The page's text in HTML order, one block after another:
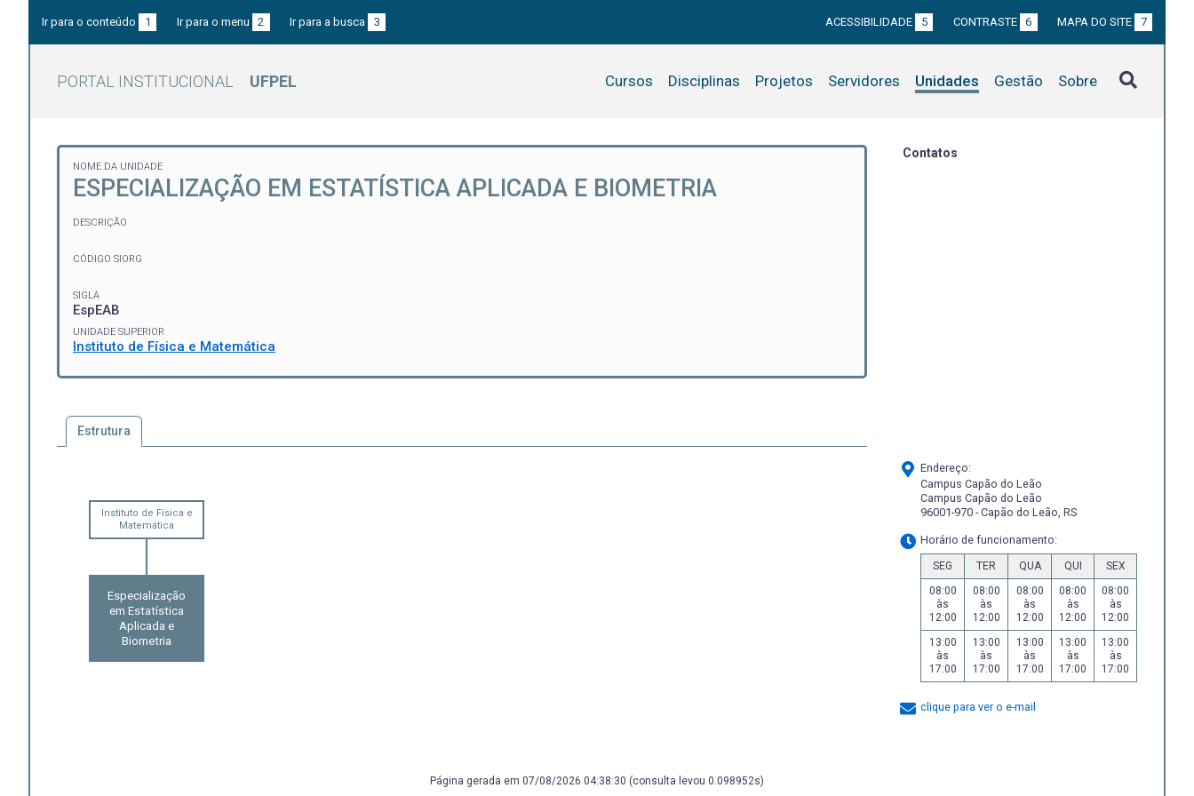
Ir para o conteúdo 1 Ir para o menu 2 Ir para a busca 3 ACESSIBILIDADE 5 CONTRASTE 6 MAPA DO SITE 7
PORTAL INSTITUCIONAL UFPEL Cursos Disciplinas Projetos Servidores Unidades Gestão Sobre
NOME DA UNIDADE
ESPECIALIZAÇÃO EM ESTATÍSTICA APLICADA E BIOMETRIA
DESCRIÇÃO
CÓDIGO SIORG
SIGLA
EspEAB
UNIDADE SUPERIOR
Instituto de Física e Matemática
Estrutura
Instituto de Física e
Matemática
Especialização
em Estatística
Aplicada e
Biometria
Contatos
Endereço:
Campus Capão do Leão
Campus Capão do Leão
96001-970 - Capão do Leão, RS
Horário de funcionamento:
SEG TER QUA QUI
SEX
08:00
às
12:00
08:00
às
12:00
08:00
às
12:00
08:00
às
12:00
08:00
às
12:00
13:00
às
17:00
13:00
às
17:00
13:00
às
17:00
13:00
às
17:00
13:00
às
17:00
clique para ver o e-mail
Página gerada em 07/08/2026 04:38:30 (consulta levou 0.098952s)